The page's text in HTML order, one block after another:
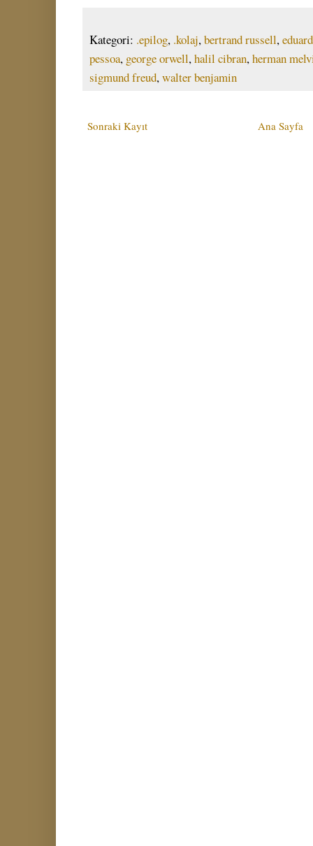
Kategori: .epilog, .kolaj,bertrand russell,
pessoa, george orwell,halil cibran,herman
sigmund freud,walter benjamin
Sonraki Kayıt Ana Sayfa